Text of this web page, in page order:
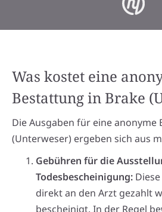
Was kostet eine
Bestattung in Brake
Die Ausgaben für eine anonyme
(Unterweser) ergeben sich aus
Gebühren für die
Todesbescheinigung:
direkt an den Arzt gezahlt
bescheinigt. In der Regel